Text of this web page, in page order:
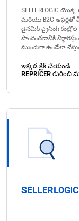
SELLERLOGIC
మరియు B2C
డైనమిక్ ప్రైసింగ్ కంట్రోల్
పొందించడానికి
ముందుగా ఉండేలా
ఇక్కడ క్లిక్ చేయండి
REPRICER